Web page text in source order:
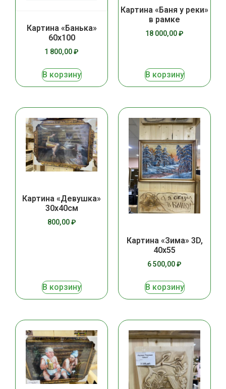
Картина «Банька»
60х100
1 800,00₽
В корзину
Картина «Баня у реки»
в рамке
18 000,00₽
В корзину
Картина «Девушка»
30х40см
800,00₽
В корзину
Картина «Зима» 3D,
40х55
6 500,00₽
В корзину